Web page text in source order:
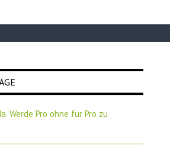
Werde Pro ohne für Pro zu